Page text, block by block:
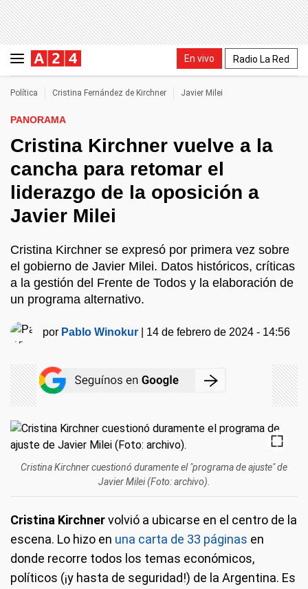
En vivo Radio La Red
Política Cristina Fernández de Kirchner Javier Milei
PANORAMA
Cristina Kirchner vuelve a la
cancha para retomar el
liderazgo de la oposición a
Javier Milei
Cristina Kirchner se expresó por primera vez sobre
el gobierno de Javier Milei. Datos históricos, críticas
a la gestión del Frente de Todos y la elaboración de
un programa alternativo.
por Pablo Winokur 14 de febrero de 2024 - 14:56
Cristina Kirchner cuestionó duramente el "programa de ajuste" de
Javier Milei (Foto: archivo).
Cristina Kirchnervolvió a ubicarse en el centro de la
escena. Lo hizo en una carta de 33 páginas en
donde recorre todos los temas económicos,
políticos (¡y hasta de seguridad!) de la Argentina. Es